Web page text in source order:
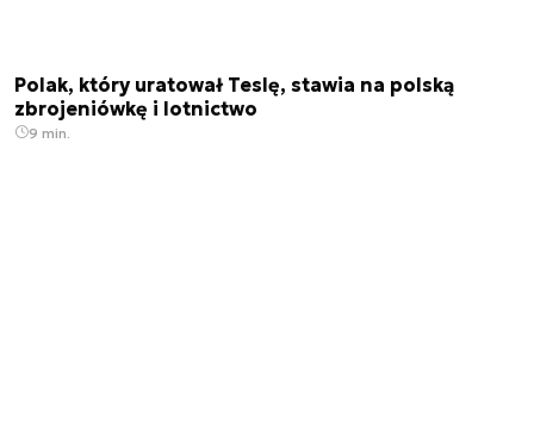
Polak, który uratował Teslę, stawia na polską
zbrojeniówkę i lotnictwo
9 min.